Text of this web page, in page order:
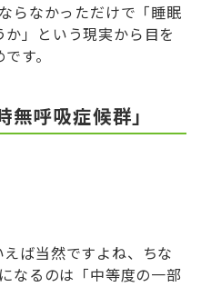
らなかっただけで「睡眠
」という現実から目を
す。
呼吸症候群」
ば当然ですよね、ちな
なるのは「中等度の一部